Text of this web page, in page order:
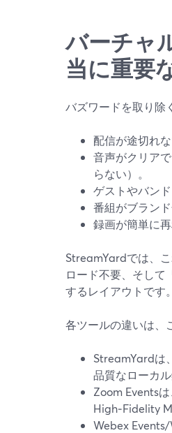
バーチャ
当に重要
バズワードを取り除
配信が途切れな
音声がクリア
らない）。
ゲストやバン
番組がブラン
録画が簡単に再
StreamYardでは、
ロード不要、そして
するレイアウトです。
各ツールの違いは、
StreamYardは
品質なローカ
Zoom Events
High‑Fidelity
Webex